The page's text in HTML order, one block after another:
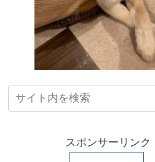
スポンサーリンク